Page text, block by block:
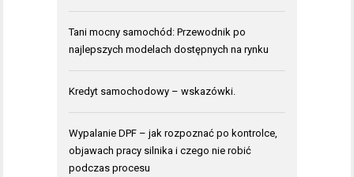
Tani mocny samochód: Przewodnik po
najlepszych modelach dostępnych na rynku
Kredyt samochodowy – wskazówki.
Wypalanie DPF – jak rozpoznać po kontrolce,
objawach pracy silnika i czego nie robić
podczas procesu